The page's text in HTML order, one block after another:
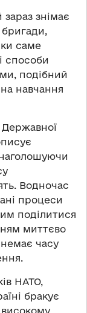
знімає
бригади,
саме
способи
подібний
навчання
Водночас
процеси
поділитися
миттєво
часу
НАТО,
бракує